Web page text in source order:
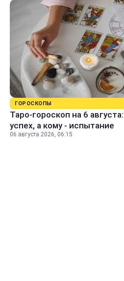
ГОРОСКОПЫ
Таро-гороскоп на 6
успех, а кому - испытание
06 августа 2026, 06:15